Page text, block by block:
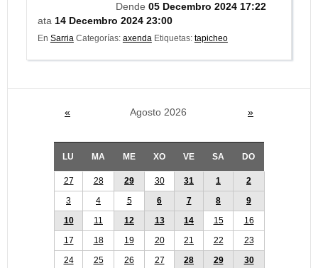
Dende 05 Decembro 2024 17:22
ata 14 Decembro 2024 23:00
En Sarria Categorías: axenda Etiquetas: tapicheo
« Agosto 2026 »
LU MA ME XO VE SA DO
27 28 29 30 31 1
2
3
4 5 6 7 8
9
10
11 12 13 14 15
16
17
18 19 20 21 22
23
24
25 26 27 28 29
30